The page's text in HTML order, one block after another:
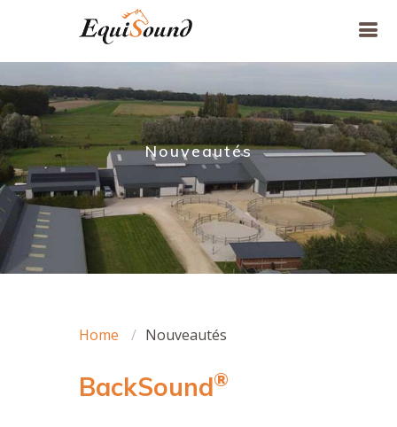
Nouveautés
Home Nouveautés
BackSound®